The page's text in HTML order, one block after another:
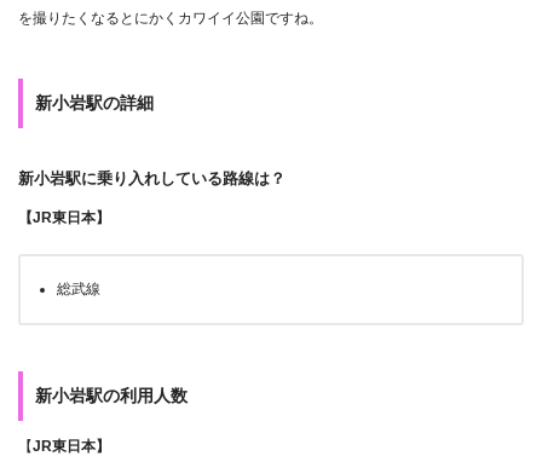
を撮りたくなるとにかくカワイイ公園ですね。
新小岩駅の詳細
新小岩駅に乗り入れしている路線は？
【JR東日本】
総武線
新小岩駅の利用人数
【JR東日本】